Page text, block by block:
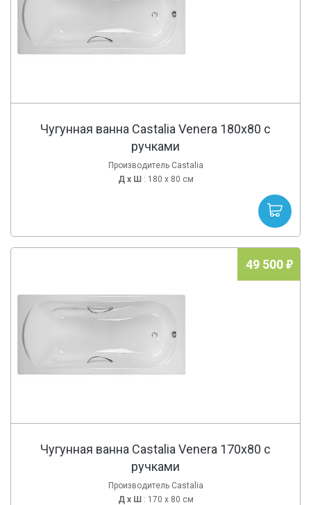
Чугунная ванна Castalia Venera 180x80 с
ручками
Производитель Castalia
Д х Ш : 180 x 80 см
49 500
Чугунная ванна Castalia Venera 170x80 с
ручками
Производитель Castalia
Д х Ш : 170 x 80 см